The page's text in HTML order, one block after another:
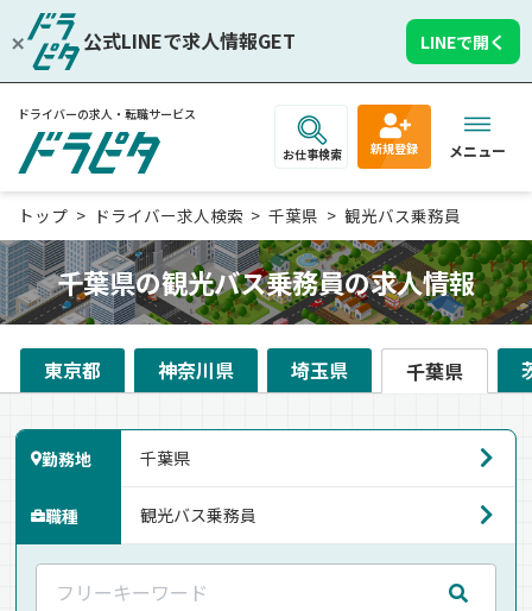
公式LINEで求人情報GET LINEで開く
ドライバーの求人・転職サービス
お仕事検索 新規登録 メニュー
トップ ドライバー求人検索 千葉県 観光バス乗務員
千葉県の観光バス乗務員の求人情報
東京都 神奈川県 埼玉県 千葉県
勤務地
職種